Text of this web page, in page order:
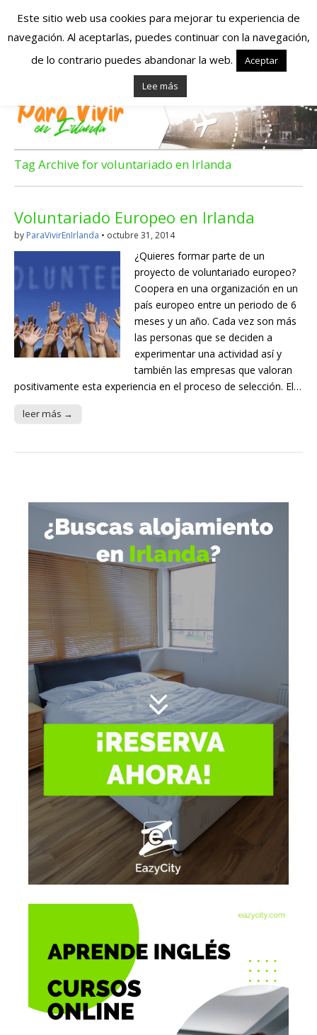
Españoles en
Irlanda – Vivir en
Irlanda – Trabajo
en Irlanda –
Alojamiento en
Irlanda
Blog dedicado a los que viven, estudian y trabajan en
Irlanda!
Tag Archive for voluntariado en Irlanda
Voluntariado Europeo en Irlanda
by ParaVivirEnIrlanda • octubre 31, 2014
¿Quieres formar parte de un
proyecto de voluntariado europeo?
Coopera en una organización en un
país europeo entre un periodo de 6
meses y un año. Cada vez son más
las personas que se deciden a
experimentar una actividad así y
también las empresas que valoran
positivamente esta experiencia en el proceso de selección. El…
leer más →
Este sitio web usa cookies para mejorar tu experiencia de
navegación. Al aceptarlas, puedes continuar con la navegación,
de lo contrario puedes abandonar la web.
Aceptar
Lee más